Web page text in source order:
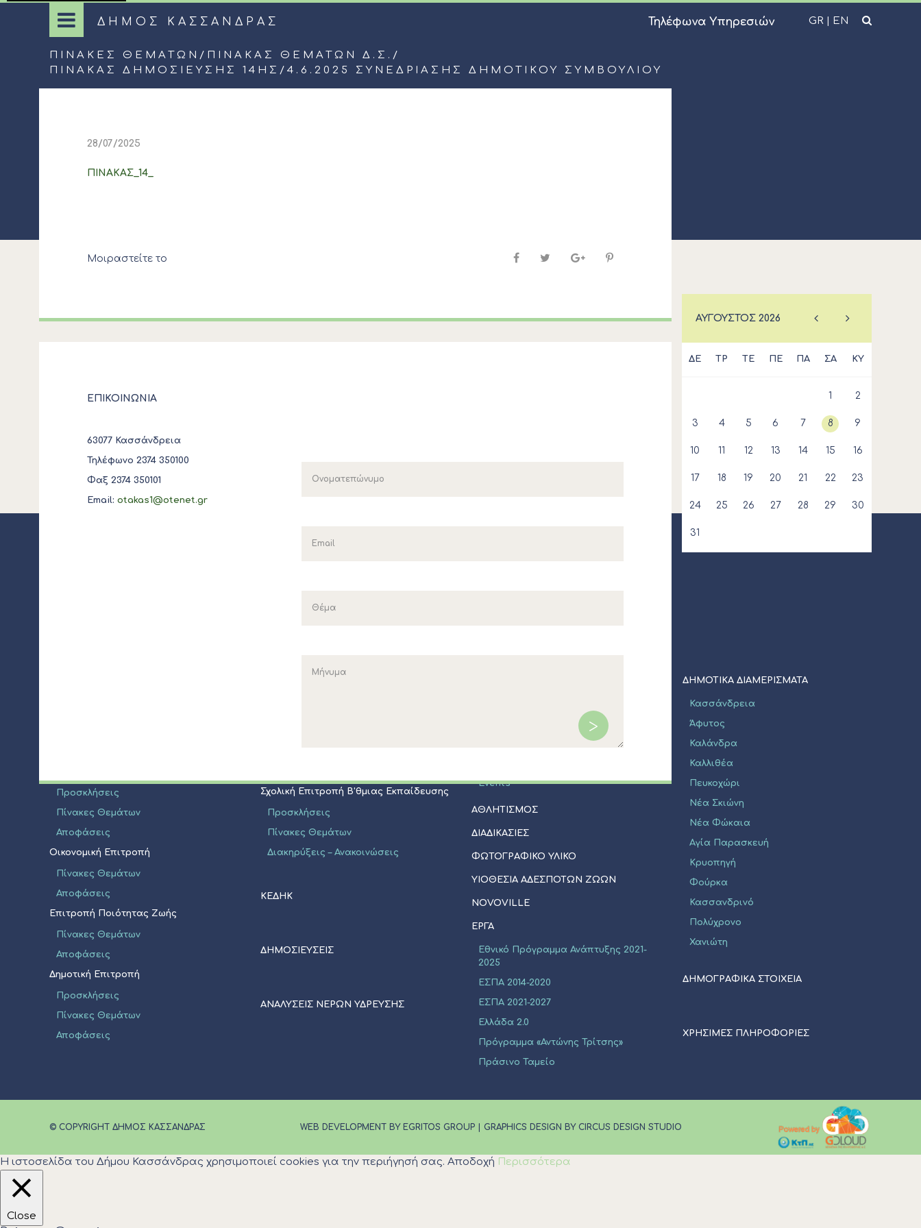
ΔΗΜΟΣ ΚΑΣΣΑΝΔΡΑΣ Τηλέφωνα Υπηρεσιών GR | EN
ΠΊΝΑΚΕΣ ΘΕΜΆΤΩΝ / ΠΊΝΑΚΑΣ ΘΕΜΆΤΩΝ Δ.Σ. /
ΠΙΝΑΚΑΣ ΔΗΜΟΣΙΕΥΣΗΣ 14ΗΣ/4.6.2025 ΣΥΝΕΔΡΙΑΣΗΣ ΔΗΜΟΤΙΚΟΥ ΣΥΜΒΟΥΛΙΟΥ
28/07/2025
ΠΙΝΑΚΑΣ_14_
Μοιραστείτε το
ΕΠΙΚΟΙΝΩΝΙΑ
63077 Κασσάνδρεια
Τηλέφωνο 2374 350100
Φαξ 2374 350101
Email: otakas1@otenet.gr
ΑΎΓΟΥΣΤΟΣ 2026
ΔΕ ΤΡ ΤΕ ΠΕ ΠΑ ΣΑ ΚΥ
1 2
3 4 5 6 7 8 9
10 11 12 13 14 15 16
17 18 19 20 21 22 23
24 25 26 27 28 29 30
31
Προσκλήσεις
Πίνακες Θεμάτων
Αποφάσεις
Οικονομική Επιτροπή
Πίνακες Θεμάτων
Αποφάσεις
Επιτροπή Ποιότητας Ζωής
Πίνακες Θεμάτων
Αποφάσεις
Δημοτική Επιτροπή
Προσκλήσεις
Πίνακες Θεμάτων
Αποφάσεις
Σχολική Επιτροπή Β'θμιας Εκπαίδευσης
Προσκλήσεις
Πίνακες Θεμάτων
Διακηρύξεις – Ανακοινώσεις
ΚΕΔΗΚ
ΔΗΜΟΣΙΕΥΣΕΙΣ
ΑΝΑΛΥΣΕΙΣ ΝΕΡΩΝ ΥΔΡΕΥΣΗΣ
Φεστιβάλ Κασσάνδρας
Events
ΑΘΛΗΤΙΣΜΟΣ
ΔΙΑΔΙΚΑΣΙΕΣ
ΦΩΤΟΓΡΑΦΙΚΟ ΥΛΙΚΟ
ΥΙΟΘΕΣΊΑ ΑΔΈΣΠΟΤΩΝ ΖΏΩΝ
NOVOVILLE
ΈΡΓΑ
Εθνικό Πρόγραμμα Ανάπτυξης 2021-
2025
ΕΣΠΑ 2014-2020
ΕΣΠΑ 2021-2027
Ελλάδα 2.0
Πρόγραμμα «Αντώνης Τρίτσης»
Πράσινο Ταμείο
ΔΗΜΟΤΙΚΑ ΔΙΑΜΕΡΙΣΜΑΤΑ
Κασσάνδρεια
Άφυτος
Καλάνδρα
Καλλιθέα
Πευκοχώρι
Νέα Σκιώνη
Νέα Φώκαια
Αγία Παρασκευή
Κρυοπηγή
Φούρκα
Κασσανδρινό
Πολύχρονο
Χανιώτη
ΔΗΜΟΓΡΑΦΙΚΑ ΣΤΟΙΧΕΙΑ
ΧΡΗΣΙΜΕΣ ΠΛΗΡΟΦΟΡΙΕΣ
© COPYRIGHT ΔΗΜΟΣ ΚΑΣΣΑΝΔΡΑΣ WEB DEVELOPMENT BY EGRITOS GROUP GRAPHICS DESIGN BY CIRCUS DESIGN STUDIO
Η ιστοσελίδα του Δήμου Κασσάνδρας χρησιμοποιεί cookies για την περιήγησή σας. Αποδοχή Περισσότερα
Close